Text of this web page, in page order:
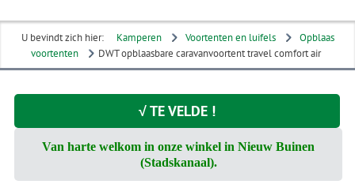
U bevindt zich hier: Kamperen Voortenten en luifels
Opblaas
voortenten
DWT opblaasbare caravanvoortent travel comfort air
√ TE VELDE !
Van harte welkom in onze winkel in Nieuw Buinen
(Stadskanaal).